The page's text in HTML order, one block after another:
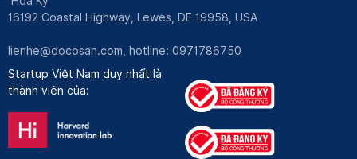
16192 Coastal Highway, Lewes, DE 19958, USA
lienhe@docosan.com , hotline: 0971786750
Startup Việt Nam duy nhất là
thành viên của: